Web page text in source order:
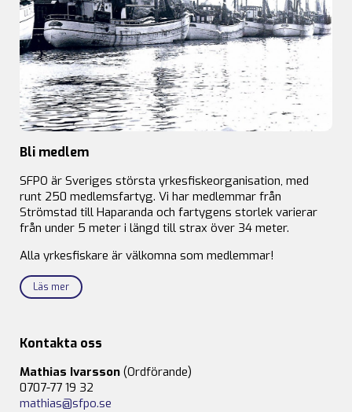
Bli medlem
SFPO är Sveriges största yrkesfiskeorganisation, med
runt 250 medlemsfartyg. Vi har medlemmar från
Strömstad till Haparanda och fartygens storlek varierar
från under 5 meter i längd till strax över 34 meter.
Alla yrkesfiskare är välkomna som medlemmar!
Läs mer
Kontakta oss
Mathias Ivarsson (Ordförande)
0707-77 19 32
mathias@sfpo.se